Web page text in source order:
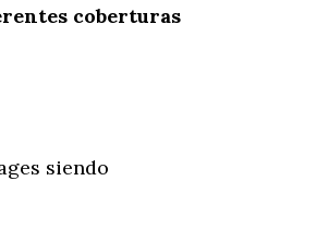
coberturas
siendo